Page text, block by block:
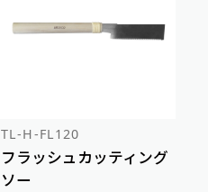
TL-H-FL120
フラッシュカッティング
ソー